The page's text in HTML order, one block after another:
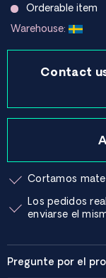
Orderable item
Warehouse:
Contact
Cortamos
Los pedidos
enviarse el
Pregunte por el